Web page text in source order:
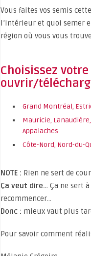
Vous faites vos semis
l’intérieur et quoi semer
région où vous vous
Choisissez
ouvrir/
Grand Montréal,
Mauricie,
Appalaches
Côte-Nord, Nord-du-
NOTE : Rien ne sert de
Ça veut dire… Ça ne sert
recommencer…
Donc : mieux vaut plus
Pour savoir comment